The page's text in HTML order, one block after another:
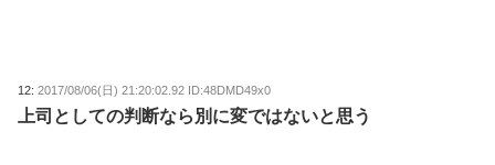
12:2017/08/06(日) 21:20:02.92 ID:48DMD49x0
上司としての判断なら別に変ではないと思う